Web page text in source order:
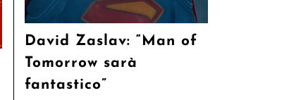
David Zaslav: “Man of
Tomorrow sarà
fantastico”